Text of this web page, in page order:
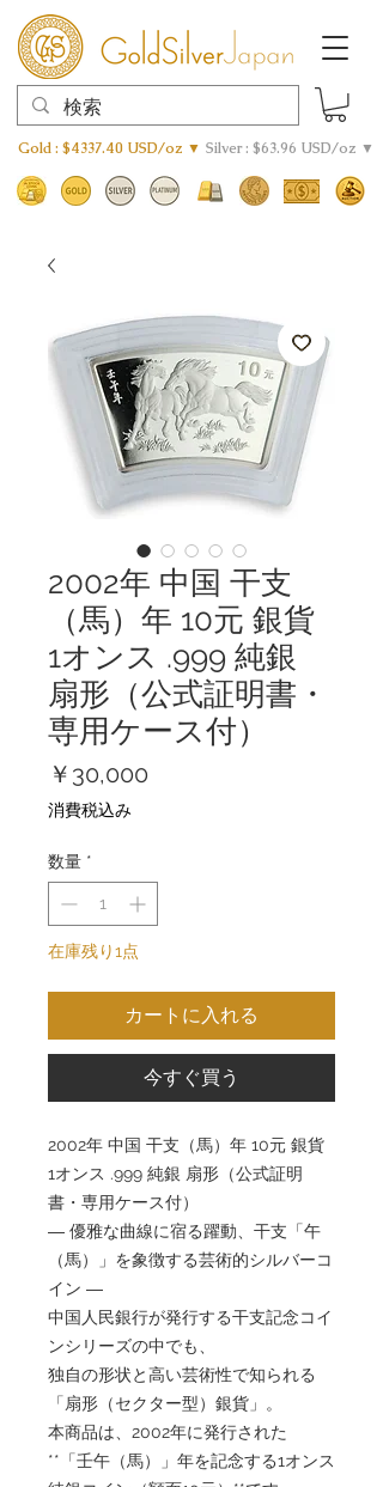
Gold : $4337.40 USD/oz ▼ Silver : $63.96 USD/oz ▼
2002年 中国 干支
（馬）年 10元 銀貨
1オンス .999 純銀
扇形（公式証明書・
専用ケース付）
￥30,000
消費税込み
数量 *
在庫残り1点
カートに入れる
今すぐ買う
2002年 中国 干支（馬）年 10元 銀貨
1オンス .999 純銀 扇形（公式証明
書・専用ケース付）
― 優雅な曲線に宿る躍動、干支「午
（馬）」を象徴する芸術的シルバーコ
イン ―
中国人民銀行が発行する干支記念コイ
ンシリーズの中でも、
独自の形状と高い芸術性で知られる
「扇形（セクター型）銀貨」。
本商品は、2002年に発行された
**「壬午（馬）」年を記念する1オンス